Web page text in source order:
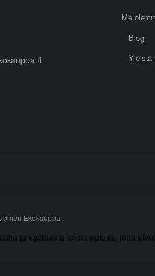
ja vastaavia teknologioita, jotta
Me
Blog
Yleistä
Ekokauppa